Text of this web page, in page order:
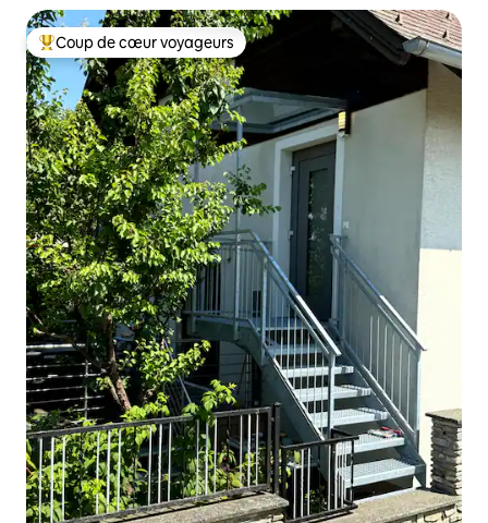
Coups de cœur voyageurs les plus appréciés
Coup de cœur voyageurs